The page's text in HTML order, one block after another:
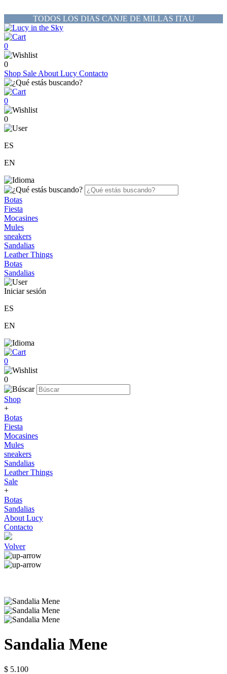
TODOS LOS DIAS CANJE DE MILLAS ITAU
0
0
Shop Sale About Lucy Contacto
0
0
ES
EN
Botas
Fiesta
Mocasines
Mules
sneakers
Sandalias
Leather Things
Botas
Sandalias
Iniciar sesión
ES
EN
0
0
Shop
+
Botas
Fiesta
Mocasines
Mules
sneakers
Sandalias
Leather Things
Sale
+
Botas
Sandalias
About Lucy
Contacto
Volver
Sandalia Mene
$ 5.100